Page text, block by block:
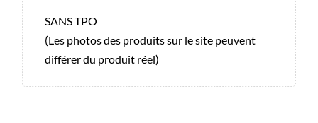
SANS TPO
(Les photos des produits sur le site peuvent
différer du produit réel)